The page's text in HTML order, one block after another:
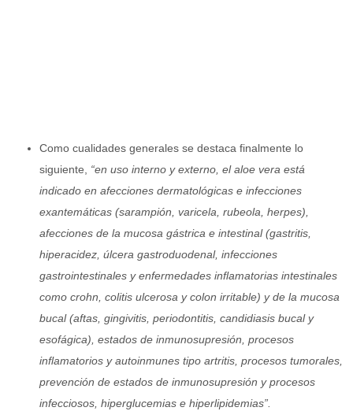
Como cualidades generales se destaca finalmente lo
siguiente, “en uso interno y externo, el aloe vera está
indicado en afecciones dermatológicas e infecciones
exantemáticas (sarampión, varicela, rubeola, herpes),
afecciones de la mucosa gástrica e intestinal (gastritis,
hiperacidez, úlcera gastroduodenal, infecciones
gastrointestinales y enfermedades inflamatorias intestinales
como crohn, colitis ulcerosa y colon irritable) y de la mucosa
bucal (aftas, gingivitis, periodontitis, candidiasis bucal y
esofágica), estados de inmunosupresión, procesos
inflamatorios y autoinmunes tipo artritis, procesos tumorales,
prevención de estados de inmunosupresión y procesos
infecciosos, hiperglucemias e hiperlipidemias”.